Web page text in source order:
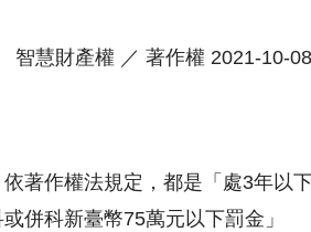
智慧財產權 ／ 著作權 2021-10-08
依著作權法規定，都是「處3年以
併科新臺幣75萬元以下罰金」